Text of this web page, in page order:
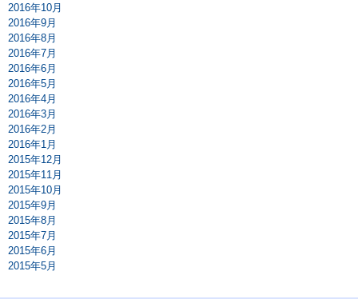
2016年10月
2016年9月
2016年8月
2016年7月
2016年6月
2016年5月
2016年4月
2016年3月
2016年2月
2016年1月
2015年12月
2015年11月
2015年10月
2015年9月
2015年8月
2015年7月
2015年6月
2015年5月